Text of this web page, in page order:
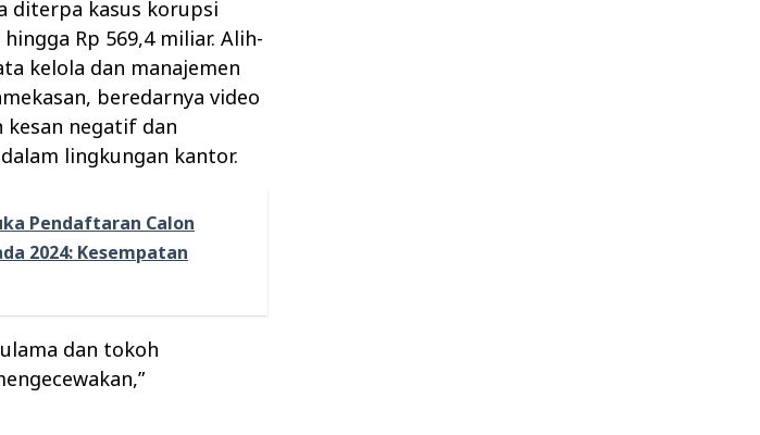
diterpa kasus korupsi
Rp 569,4 miliar. Alih-
kelola dan manajemen
beredarnya video
negatif dan
lingkungan kantor.
Pendaftaran Calon
2024: Kesempatan
dan tokoh